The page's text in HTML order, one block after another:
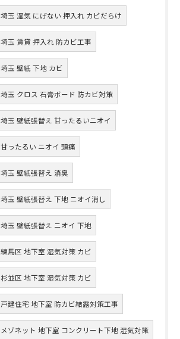
埼玉 湿気 にげない 押入れ カビだらけ
埼玉 賃貸 押入れ 防カビ工事
埼玉 壁紙 下地 カビ
埼玉 クロス 石膏ボード 防カビ対策
埼玉 壁紙張替え 甘ったるいニオイ
甘ったるい ニオイ 頭痛
埼玉 壁紙張替え 消臭
埼玉 壁紙張替え 下地 ニオイ消し
埼玉 壁紙張替え ニオイ 下地
練馬区 地下室 湿気対策 カビ
杉並区 地下室 湿気対策 カビ
戸建住宅 地下室 防カビ結露対策工事
メゾネット 地下室 コンクリート下地 湿気対策